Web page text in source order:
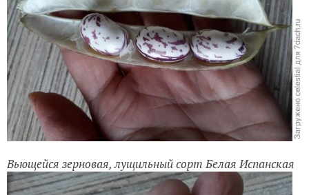
Вьющейся зерновая, лущильный сорт Белая Испанская